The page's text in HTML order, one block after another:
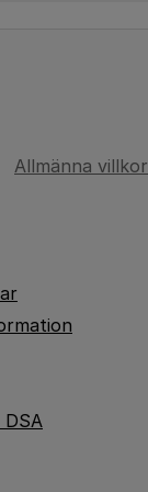
Allmänna villkor